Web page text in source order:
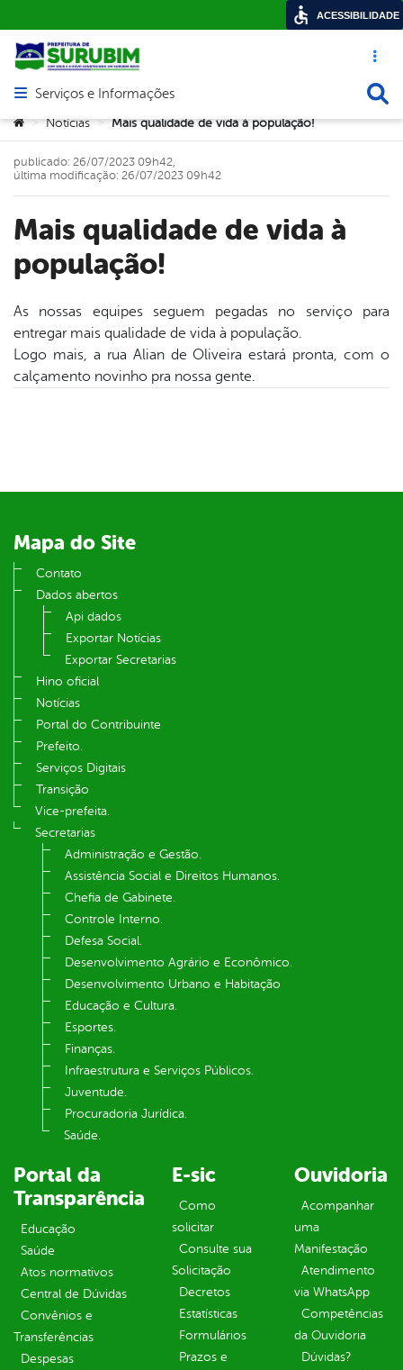
Acesso
Abrir menu principal de navegação
Serviços e Informações
Você está aqui:
> Notícias > Mais qualidade de vida à população!
Mais qualidade de vida à
população!
publicado: 26/07/2023 09h42,
última modificação: 26/07/2023 09h42
As nossas equipes seguem pegadas no serviço para
entregar mais qualidade de vida à população.
Logo mais, a rua Alian de Oliveira estará pronta, com o
calçamento novinho pra nossa gente.
Mapa do Site
Contato
Dados abertos
Api dados
Exportar Notícias
Exportar Secretarias
Hino oficial
Notícias
Portal do Contribuinte
Prefeito.
Serviços Digitais
Transição
Vice-prefeita.
Secretarias
Administração e Gestão.
Assistência Social e Direitos Humanos.
Chefia de Gabinete.
Controle Interno.
Defesa Social.
Desenvolvimento Agrário e Econômico.
Desenvolvimento Urbano e Habitação
Educação e Cultura.
Esportes.
Finanças.
Infraestrutura e Serviços Públicos.
Juventude.
Procuradoria Jurídica.
Saúde.
Portal da
Transparência
Educação
Saúde
Atos normativos
Central de Dúvidas
Convênios e
Transferências
Despesas
E-sic
Como
solicitar
Consulte sua
Solicitação
Decretos
Estatísticas
Formulários
Prazos e
Ouvidoria
Acompanhar
uma
Manifestação
Atendimento
via WhatsApp
Competências
da Ouvidoria
Dúvidas?
ACESSIBILIDADE